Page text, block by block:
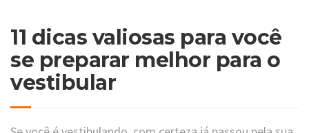
11 dicas valiosas para você
se preparar melhor para o
vestibular